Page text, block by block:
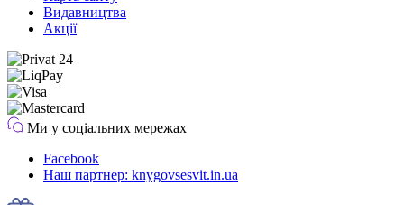
Видавництва
Акції
Ми у соціальних мережах
Facebook
Наш партнер: knygovsesvit.in.ua